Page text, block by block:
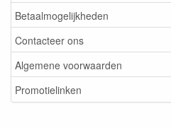
Betaalmogelijkheden
Contacteer ons
Algemene voorwaarden
Promotielinken